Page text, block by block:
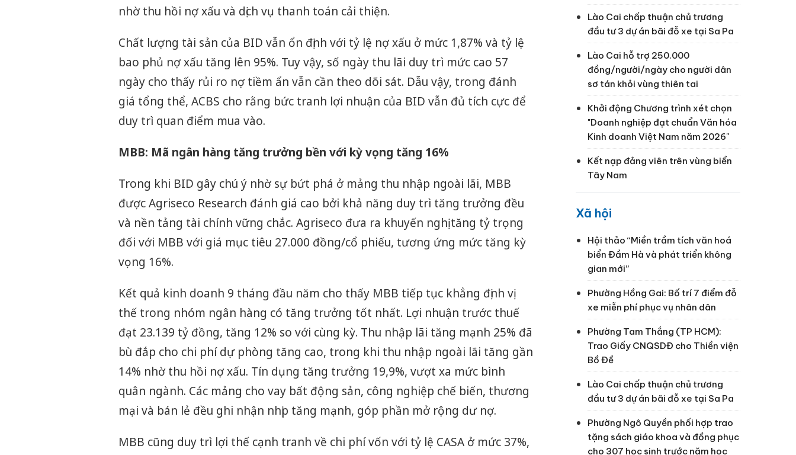
nhờ thu hồi nợ xấu và dịch vụ thanh toán cải thiện.
Chất lượng tài sản của BID vẫn ổn định với tỷ lệ nợ xấu ở mức 1,87% và tỷ lệ
bao phủ nợ xấu tăng lên 95%. Tuy vậy, số ngày thu lãi duy trì mức cao 57
ngày cho thấy rủi ro nợ tiềm ẩn vẫn cần theo dõi sát. Dẫu vậy, trong đánh
giá tổng thể, ACBS cho rằng bức tranh lợi nhuận của BID vẫn đủ tích cực để
duy trì quan điểm mua vào.
MBB: Mã ngân hàng tăng trưởng bền với kỳ vọng tăng 16%
Trong khi BID gây chú ý nhờ sự bứt phá ở mảng thu nhập ngoài lãi, MBB
được Agriseco Research đánh giá cao bởi khả năng duy trì tăng trưởng đều
và nền tảng tài chính vững chắc. Agriseco đưa ra khuyến nghị tăng tỷ trọng
đối với MBB với giá mục tiêu 27.000 đồng/cổ phiếu, tương ứng mức tăng kỳ
vọng 16%.
Kết quả kinh doanh 9 tháng đầu năm cho thấy MBB tiếp tục khẳng định vị
thế trong nhóm ngân hàng có tăng trưởng tốt nhất. Lợi nhuận trước thuế
đạt 23.139 tỷ đồng, tăng 12% so với cùng kỳ. Thu nhập lãi tăng mạnh 25% đã
bù đắp cho chi phí dự phòng tăng cao, trong khi thu nhập ngoài lãi tăng gần
14% nhờ thu hồi nợ xấu. Tín dụng tăng trưởng 19,9%, vượt xa mức bình
quân ngành. Các mảng cho vay bất động sản, công nghiệp chế biến, thương
mại và bán lẻ đều ghi nhận nhịp tăng mạnh, góp phần mở rộng dư nợ.
MBB cũng duy trì lợi thế cạnh tranh về chi phí vốn với tỷ lệ CASA ở mức 37%,
Lào Cai chấp thuận chủ trương
đầu tư 3 dự án bãi đỗ xe tại Sa Pa
Lào Cai hỗ trợ 250.000
đồng/người/ngày cho người dân
sơ tán khỏi vùng thiên tai
Khởi động Chương trình xét chọn
"Doanh nghiệp đạt chuẩn Văn hóa
Kinh doanh Việt Nam năm 2026"
Kết nạp đảng viên trên vùng biển
Tây Nam
Xã hội
Hội thảo “Miền trầm tích văn hoá
biển Đầm Hà và phát triển không
gian mới”
Phường Hồng Gai: Bố trí 7 điểm đỗ
xe miễn phí phục vụ nhân dân
Phường Tam Thắng (TP HCM):
Trao Giấy CNQSDĐ cho Thiền viện
Bồ Đề
Lào Cai chấp thuận chủ trương
đầu tư 3 dự án bãi đỗ xe tại Sa Pa
Phường Ngô Quyền phối hợp trao
tặng sách giáo khoa và đồng phục
cho 307 học sinh trước năm học